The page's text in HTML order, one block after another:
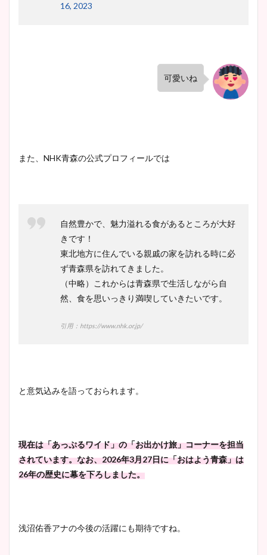
16, 2023
可愛いね
また、NHK青森の公式プロフィールでは
自然豊かで、魅力溢れる食があるところが大好
きです！
東北地方に住んでいる親戚の家を訪れる時に必
ず青森県を訪れてきました。
（中略）これからは青森県で生活しながら自
然、食を思いっきり満喫していきたいです。
引用：https://www.nhk.or.jp/
と意気込みを語っておられます。
現在は「あっぷるワイド」の「お出かけ旅」コーナーを担当
されています。なお、2026年3月27日に「おはよう青森」は
26年の歴史に幕を下ろしました。
浅沼佑香アナの今後の活躍にも期待ですね。